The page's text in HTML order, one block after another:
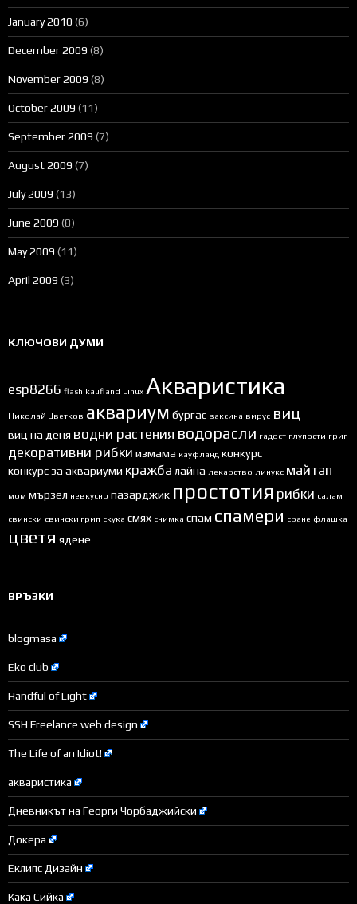
January 2010 (6)
December 2009 (8)
November 2009 (8)
October 2009 (11)
September 2009 (7)
August 2009 (7)
July 2009 (13)
June 2009 (8)
May 2009 (11)
April 2009 (3)
КЛЮЧОВИ ДУМИ
esp8266 flash kaufland Linux Акваристика
Николай Цветков аквариум бургас ваксина вирус виц
виц на деня водни растения водорасли гадост глупости грип
декоративни рибки измама кауфланд конкурс
конкурс за аквариуми кражба лайна лекарство линукс майтап
мом мързел невкусно пазарджик простотия рибки салам
свински свински грип скука смях снимка спам спамери сране флашка
цветя ядене
ВРЪЗКИ
blogmasa
Eko club
Handful of Light
SSH Freelance web design
The Life of an Idiot!
акваристика
Дневникът на Георги Чорбаджийски
Докера
Еклипс Дизайн
Кака Сийка